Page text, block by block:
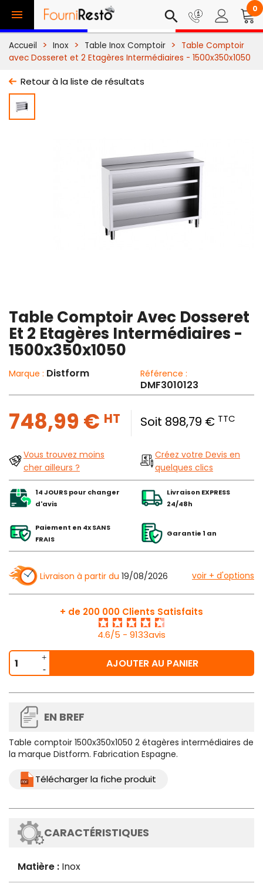
 search 0
Accueil Inox Table Inox Comptoir
Table Comptoir
avec Dosseret et 2 Etagères Intermédiaires - 1500x350x1050
Retour à la liste de résultats
Table Comptoir Avec Dosseret
Et 2 Etagères Intermédiaires -
1500x350x1050
Marque : Distform Référence :
DMF3010123
748,99 € HT Soit 898,79 € TTC
Vous trouvez moins
cher ailleurs ?
Créez votre Devis en
quelques clics
14 JOURS pour changer
d'avis
Livraison EXPRESS
24/48h
Paiement en 4x SANS
FRAIS
Garantie 1 an
Livraison à partir du 19/08/2026 voir + d'options
+ de 200 000 Clients Satisfaits
4.6/5 - 9133avis
AJOUTER AU PANIER
EN BREF
Table comptoir 1500x350x1050 2 étagères intermédiaires de
la marque Distform. Fabrication Espagne.
Télécharger la fiche produit
CARACTÉRISTIQUES
Matière : Inox